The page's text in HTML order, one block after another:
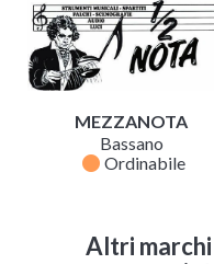
MEZZANOTA
Bassano
fiber_manual_record Ordinabile
Altri